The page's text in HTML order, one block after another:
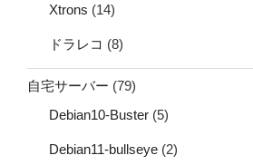
Xtrons (14)
ドラレコ (8)
自宅サーバー (79)
Debian10-Buster (5)
Debian11-bullseye (2)